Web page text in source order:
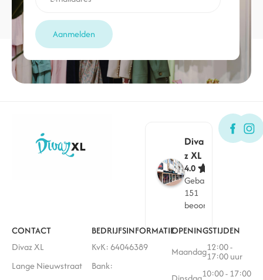
Aanmelden
Diva
z XL
4.0
Gebaseerd op
151
beoordelingen
CONTACT
Divaz XL
Lange Nieuwstraat
BEDRIJFSINFORMATIE
KvK: 64046389
Bank:
OPENINGSTIJDEN
Maandag12:00 -
17:00 uur
10:00 - 17:00